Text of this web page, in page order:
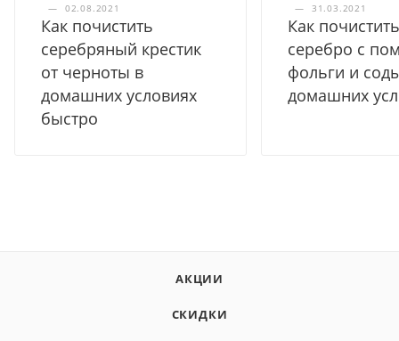
—
02.08.2021
Как почистить
серебряный крестик
от черноты в
домашних условиях
быстро
—
31.03.2021
Как почистить
серебро с
фольги и
домашних
АКЦИИ
СКИДКИ